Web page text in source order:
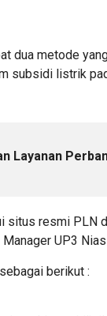
dua metode
subsidi listrik
Layanan
situs resmi PLN
Manager UP3
berikut :